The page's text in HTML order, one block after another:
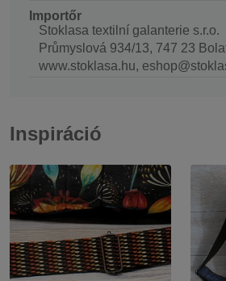
Importőr
Stoklasa textilní galanterie s.r.o.
Průmyslová 934/13, 747 23
www.stoklasa.hu,
Inspiráció